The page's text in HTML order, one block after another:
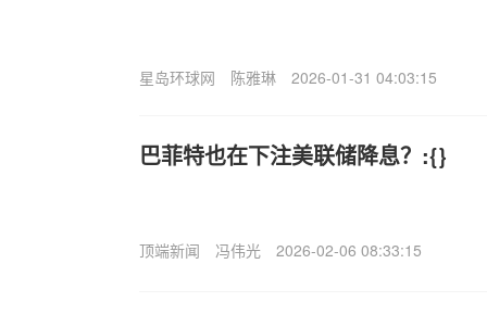
星岛环球网 陈雅琳 2026-01-31 04:03:15
巴菲特也在下注美联储降息？:{}
顶端新闻 冯伟光 2026-02-06 08:33:15